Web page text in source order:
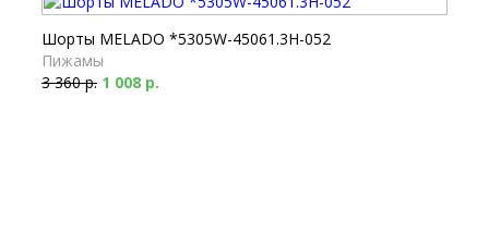
Шорты MELADO *5305W-45061.3H-052
Пижамы
3 360 р. 1 008 р.